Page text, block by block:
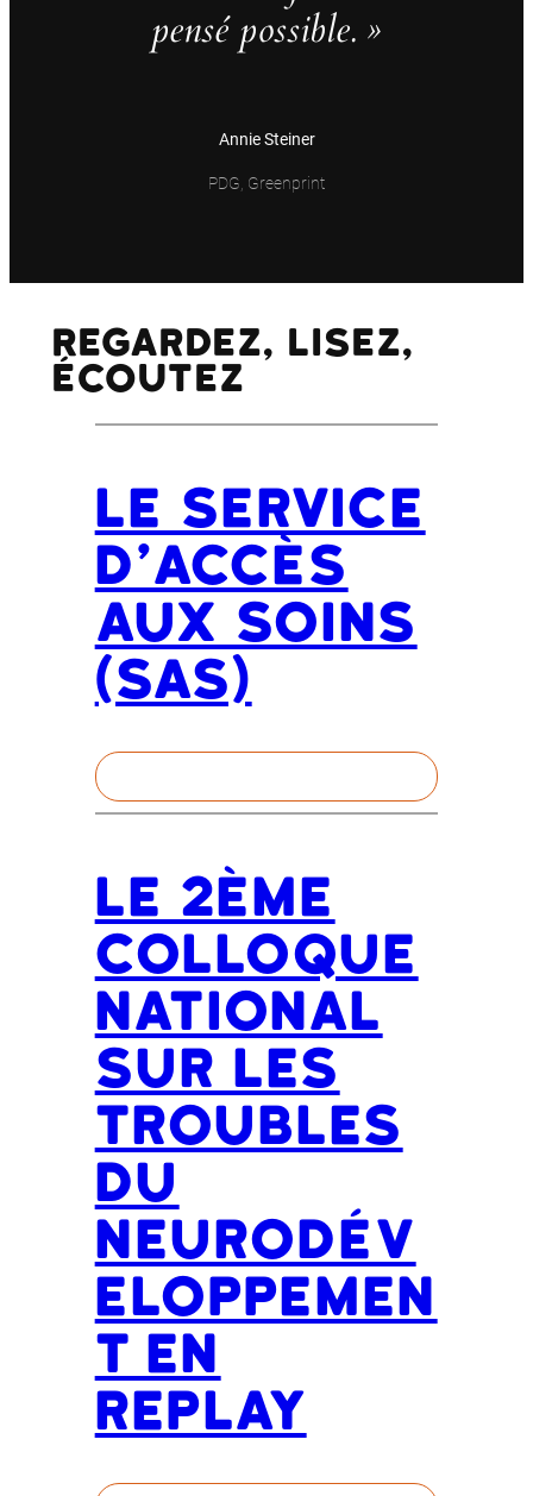
pensé possible. »
Annie Steiner
PDG, Greenprint
Regardez, lisez,
écoutez
Le Service
d’Accès
aux Soins
(SAS)
Le 2ème
colloque
national
sur les
troubles
du
neurodév
eloppemen
t en
replay